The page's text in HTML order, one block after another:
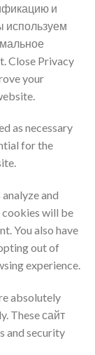
и
используем
Close Privacy
your
as necessary
for the
and
cookies will be
You also have
out of
experience.
absolutely
These сайт
and security